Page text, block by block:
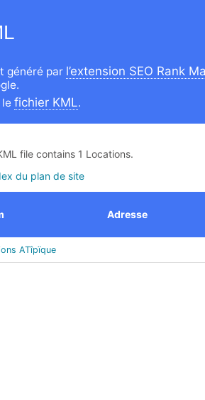
généré par l’extension SEO Rank
le fichier KML.
file contains 1 Locations.
du plan de site
Adresse
ATîpïque